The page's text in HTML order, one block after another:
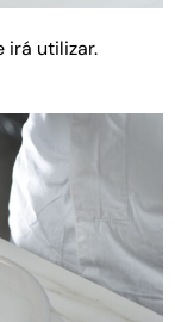
irá utilizar.